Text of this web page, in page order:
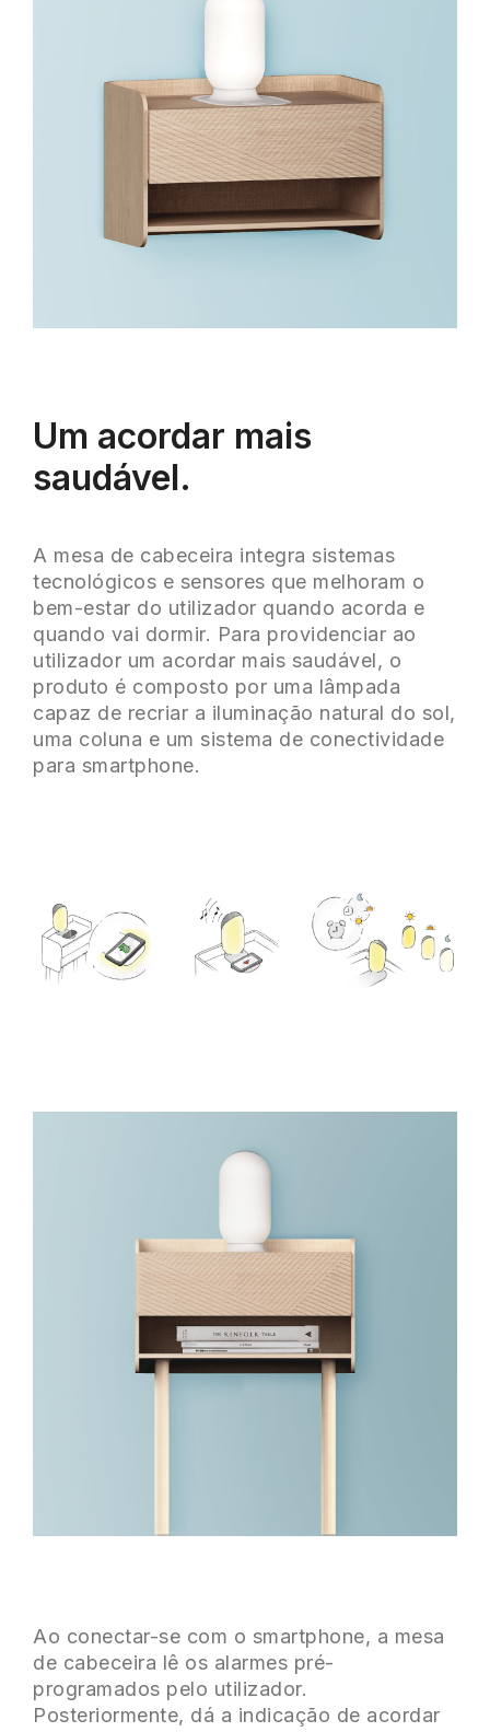
Um acordar mais
saudável.
A mesa de cabeceira integra sistemas
tecnológicos e sensores que melhoram o
bem-estar do utilizador quando acorda e
quando vai dormir. Para providenciar ao
utilizador um acordar mais saudável, o
produto é composto por uma lâmpada
capaz de recriar a iluminação natural do sol,
uma coluna e um sistema de conectividade
para smartphone.
Ao conectar-se com o smartphone, a mesa
de cabeceira lê os alarmes pré-
programados pelo utilizador.
Posteriormente, dá a indicação de acordar